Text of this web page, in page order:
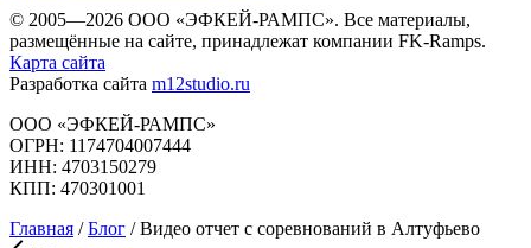
© 2005—2026 ООО «ЭФКЕЙ-РАМПС». Все материалы,
размещённые на сайте, принадлежат компании FK-Ramps.
Карта сайта
Разработка сайта m12studio.ru
ООО «ЭФКЕЙ-РАМПС»
ОГРН: 1174704007444
ИНН: 4703150279
КПП: 470301001
Главная /Блог /Видео отчет с соревнований в Алтуфьево